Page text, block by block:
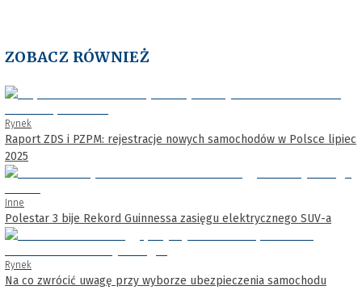
ZOBACZ RÓWNIEŻ
Rynek
Raport ZDS i PZPM: rejestracje nowych samochodów w Polsce lipiec
2025
Inne
Polestar 3 bije Rekord Guinnessa zasięgu elektrycznego SUV-a
Rynek
Na co zwrócić uwagę przy wyborze ubezpieczenia samochodu